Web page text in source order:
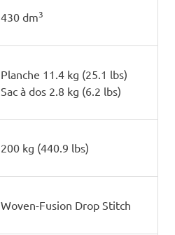
430 dm3
Planche 11.4 kg (25.1 lbs)
Sac à dos 2.8 kg (6.2 lbs)
200 kg (440.9 lbs)
Woven-Fusion Drop Stitch